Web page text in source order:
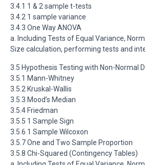
3.4.1 1 & 2 sample t-tests
3.4.2 1 sample variance
3.4.3 One Way ANOVA
a. Including Tests of Equal Variance,
Size calculation, performing tests and
3.5 Hypothesis Testing with Non-Normal
3.5.1 Mann-Whitney
3.5.2 Kruskal-Wallis
3.5.3 Mood’s Median
3.5.4 Friedman
3.5.5 1 Sample Sign
3.5.6 1 Sample Wilcoxon
3.5.7 One and Two Sample Proportion
3.5.8 Chi-Squared (Contingency Tables)